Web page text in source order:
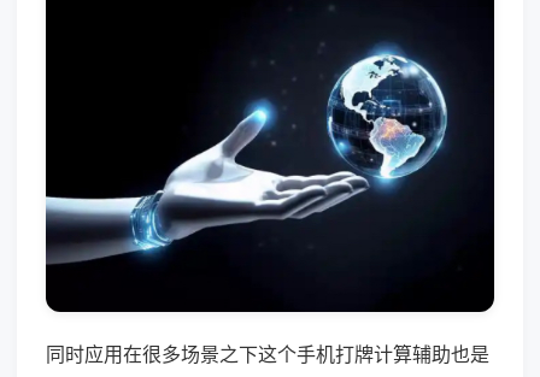
同时应用在很多场景之下这个手机打牌计算辅助也是